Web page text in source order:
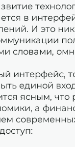
в
И это
словами,
интерфейс,
единой
ясным,
а